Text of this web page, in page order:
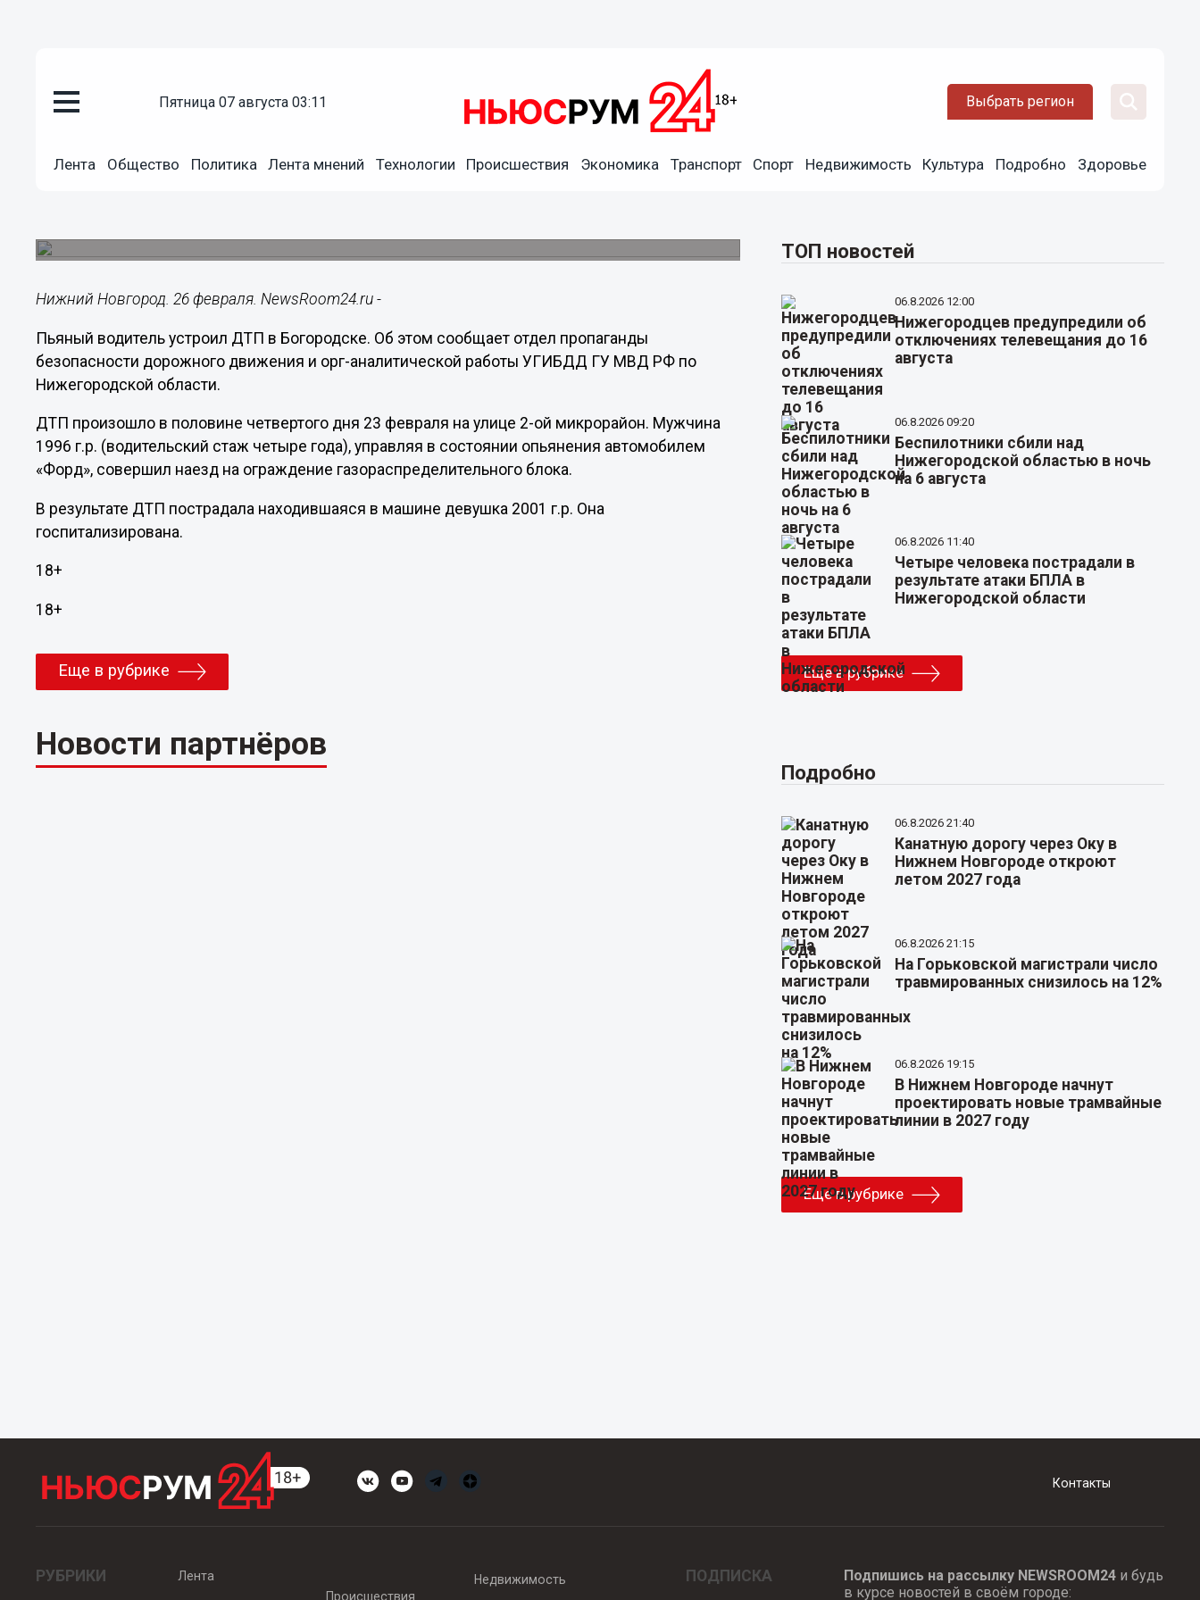
пятница 07 августа 03:11 Выбрать регион
Лента Общество Политика Лента мнений Технологии Происшествия Экономика Транспорт Спорт Недвижимость Культура Подробно Здоровье
Пьяный водитель протаранил газораспределительный блок
Нижний Новгород. 26 февраля. NewsRoom24.ru -
Пьяный водитель устроил ДТП в Богородске. Об этом сообщает отдел пропаганды
безопасности дорожного движения и орг-аналитической работы УГИБДД ГУ МВД РФ по
Нижегородской области.
ДТП произошло в половине четвертого дня 23 февраля на улице 2-ой микрорайон. Мужчина
1996 г.р. (водительский стаж четыре года), управляя в состоянии опьянения автомобилем
«Форд», совершил наезд на ограждение газораспределительного блока.
В результате ДТП пострадала находившаяся в машине девушка 2001 г.р. Она
госпитализирована.
18+
18+
Еще в рубрике
Новости партнёров
ТОП новостей
06.8.2026 12:00
Нижегородцев предупредили об
отключениях телевещания до 16
августа
06.8.2026 09:20
Беспилотники сбили над
Нижегородской областью в ночь
на 6 августа
06.8.2026 11:40
Четыре человека пострадали в
результате атаки БПЛА в
Нижегородской области
Еще в рубрике
Подробно
06.8.2026 21:40
Канатную дорогу через Оку в
Нижнем Новгороде откроют
летом 2027 года
06.8.2026 21:15
На Горьковской магистрали число
травмированных снизилось на 12%
06.8.2026 19:15
В Нижнем Новгороде начнут
проектировать новые трамвайные
линии в 2027 году
Еще в рубрике
Контакты
РУБРИКИ
Лента
Происшествия
Недвижимость ПОДПИСКА Подпишись на рассылку NEWSROOM24и будь
в курсе новостей в своём городе: